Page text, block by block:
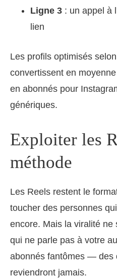
Ligne 3 : un appel à
lien
Les profils optimisés
convertissent en
en abonnés pour
génériques.
Exploiter les
méthode
Les Reels restent le
toucher des personnes
encore. Mais la viralité ne
qui ne parle pas à votre
abonnés fantômes — des
reviendront jamais.